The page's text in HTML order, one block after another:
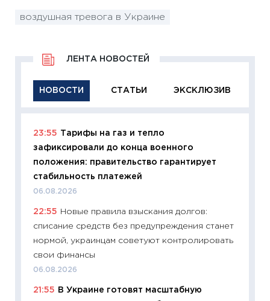
воздушная тревога в Украине
НОВОСТИ СТАТЬИ ЭКСКЛЮЗИВ
ЛЕНТА НОВОСТЕЙ
23:55
Тарифы на газ и тепло
зафиксировали до конца военного
положения: правительство гарантирует
стабильность платежей
06.08.2026
22:55
Новые правила взыскания долгов:
списание средств без предупреждения станет
нормой, украинцам советуют контролировать
свои финансы
06.08.2026
21:55 В Украине готовят масштабную